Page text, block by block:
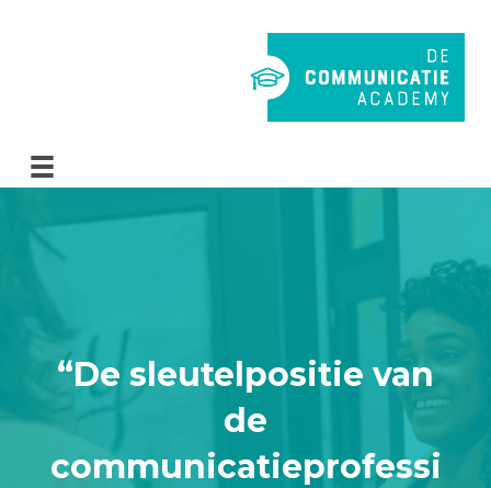
“De sleutelpositie van
de
communicatieprofessi